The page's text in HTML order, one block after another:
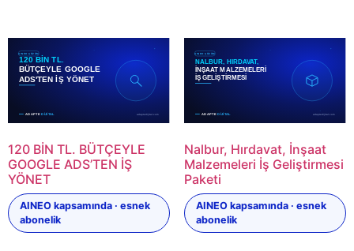
120 BİN TL. BÜTÇEYLE
GOOGLE ADS’TEN İŞ
YÖNET
AINEO kapsamında · esnek
abonelik
Nalbur, Hırdavat, İnşaat
Malzemeleri İş Geliştirmesi
Paketi
AINEO kapsamında · esnek
abonelik